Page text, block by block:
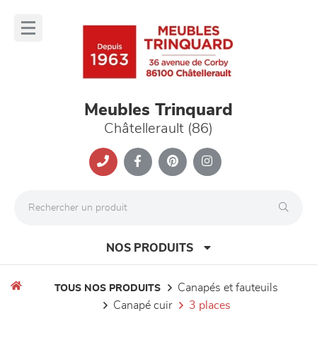
Meubles Trinquard
Châtellerault (86)
NOS PRODUITS
TOUS NOS PRODUITS
canapés et fauteuils
canapé cuir
3 places